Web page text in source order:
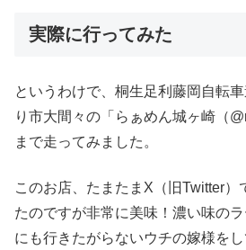
実際に行ってみた
というわけで、桐生足利藤岡自転
り市大間々の「らぁめん城ヶ崎（
まで走ってみました。
このお店、たまたまX（旧Twitter）
たのですが非常に美味！濃い味の
にも行きたがらないウチの嫁様を